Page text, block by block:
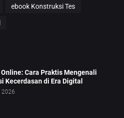
ebook Konstruksi Tes
Online: Cara Praktis Mengenali
Kecerdasan di Era Digital
2026